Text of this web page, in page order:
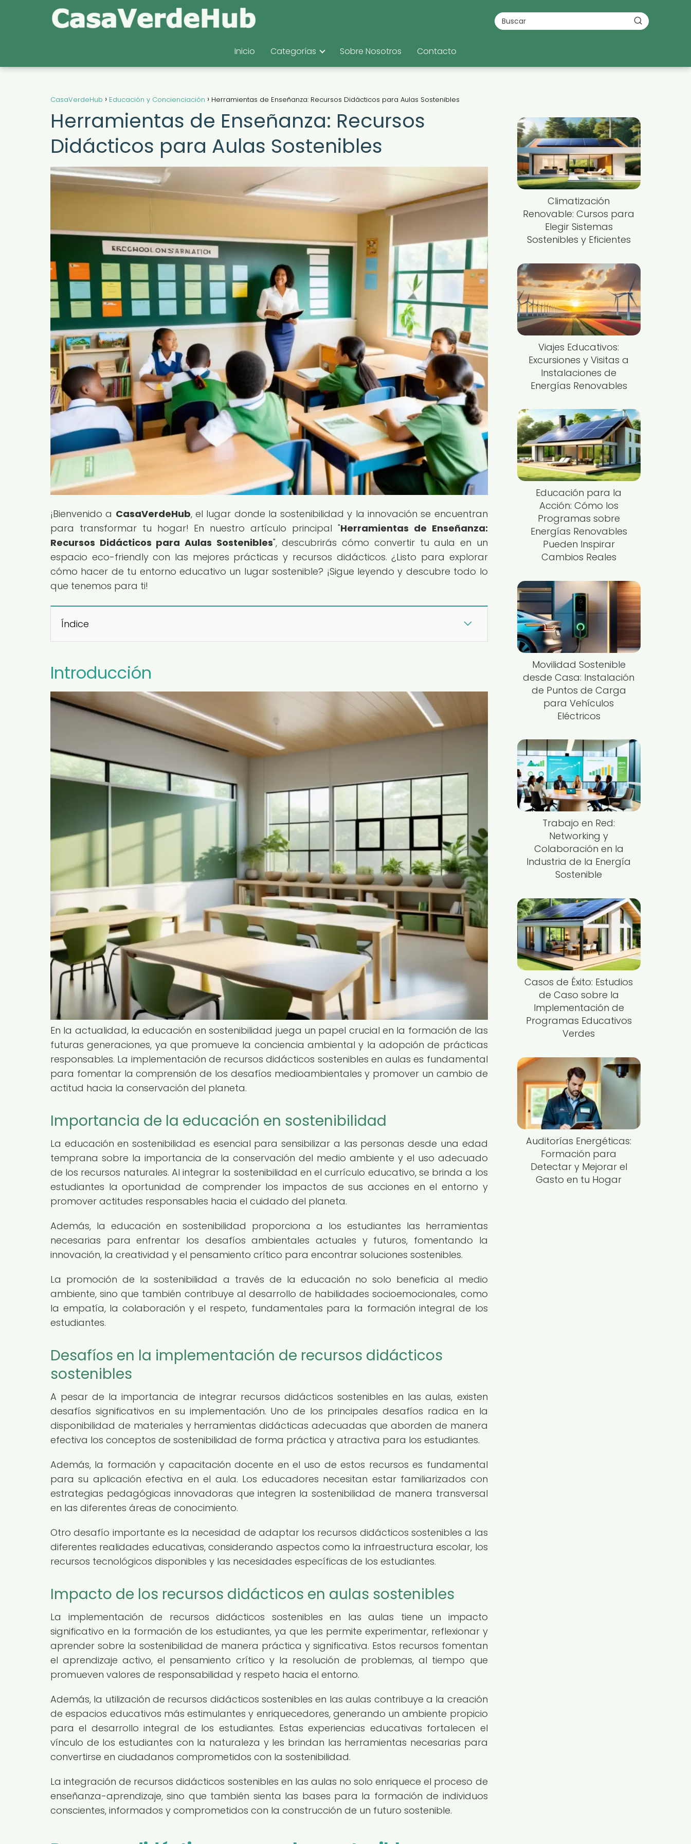
Inicio Categorías Sobre Nosotros Contacto
CasaVerdeHub Educación y Concienciación Herramientas de Enseñanza: Recursos Didácticos para Aulas Sostenibles
Herramientas de Enseñanza: Recursos
Didácticos para Aulas Sostenibles
¡Bienvenido a CasaVerdeHub, el lugar donde la sostenibilidad y la innovación se encuentran
para transformar tu hogar! En nuestro artículo principal "Herramientas de Enseñanza:
Recursos Didácticos para Aulas Sostenibles", descubrirás cómo convertir tu aula en un
espacio eco-friendly con las mejores prácticas y recursos didácticos. ¿Listo para explorar
cómo hacer de tu entorno educativo un lugar sostenible? ¡Sigue leyendo y descubre todo lo
que tenemos para ti!
Índice
Introducción
En la actualidad, la educación en sostenibilidad juega un papel crucial en la formación de las
futuras generaciones, ya que promueve la conciencia ambiental y la adopción de prácticas
responsables. La implementación de recursos didácticos sostenibles en aulas es fundamental
para fomentar la comprensión de los desafíos medioambientales y promover un cambio de
actitud hacia la conservación del planeta.
Importancia de la educación en sostenibilidad
La educación en sostenibilidad es esencial para sensibilizar a las personas desde una edad
temprana sobre la importancia de la conservación del medio ambiente y el uso adecuado
de los recursos naturales. Al integrar la sostenibilidad en el currículo educativo, se brinda a los
estudiantes la oportunidad de comprender los impactos de sus acciones en el entorno y
promover actitudes responsables hacia el cuidado del planeta.
Además, la educación en sostenibilidad proporciona a los estudiantes las herramientas
necesarias para enfrentar los desafíos ambientales actuales y futuros, fomentando la
innovación, la creatividad y el pensamiento crítico para encontrar soluciones sostenibles.
La promoción de la sostenibilidad a través de la educación no solo beneficia al medio
ambiente, sino que también contribuye al desarrollo de habilidades socioemocionales, como
la empatía, la colaboración y el respeto, fundamentales para la formación integral de los
estudiantes.
Desafíos en la implementación de recursos didácticos
sostenibles
A pesar de la importancia de integrar recursos didácticos sostenibles en las aulas, existen
desafíos significativos en su implementación. Uno de los principales desafíos radica en la
disponibilidad de materiales y herramientas didácticas adecuadas que aborden de manera
efectiva los conceptos de sostenibilidad de forma práctica y atractiva para los estudiantes.
Además, la formación y capacitación docente en el uso de estos recursos es fundamental
para su aplicación efectiva en el aula. Los educadores necesitan estar familiarizados con
estrategias pedagógicas innovadoras que integren la sostenibilidad de manera transversal
en las diferentes áreas de conocimiento.
Otro desafío importante es la necesidad de adaptar los recursos didácticos sostenibles a las
diferentes realidades educativas, considerando aspectos como la infraestructura escolar, los
recursos tecnológicos disponibles y las necesidades específicas de los estudiantes.
Impacto de los recursos didácticos en aulas sostenibles
La implementación de recursos didácticos sostenibles en las aulas tiene un impacto
significativo en la formación de los estudiantes, ya que les permite experimentar, reflexionar y
aprender sobre la sostenibilidad de manera práctica y significativa. Estos recursos fomentan
el aprendizaje activo, el pensamiento crítico y la resolución de problemas, al tiempo que
promueven valores de responsabilidad y respeto hacia el entorno.
Además, la utilización de recursos didácticos sostenibles en las aulas contribuye a la creación
de espacios educativos más estimulantes y enriquecedores, generando un ambiente propicio
para el desarrollo integral de los estudiantes. Estas experiencias educativas fortalecen el
vínculo de los estudiantes con la naturaleza y les brindan las herramientas necesarias para
convertirse en ciudadanos comprometidos con la sostenibilidad.
La integración de recursos didácticos sostenibles en las aulas no solo enriquece el proceso de
enseñanza-aprendizaje, sino que también sienta las bases para la formación de individuos
conscientes, informados y comprometidos con la construcción de un futuro sostenible.
Climatización
Renovable: Cursos para
Elegir Sistemas
Sostenibles y Eficientes
Viajes Educativos:
Excursiones y Visitas a
Instalaciones de
Energías Renovables
Educación para la
Acción: Cómo los
Programas sobre
Energías Renovables
Pueden Inspirar
Cambios Reales
Movilidad Sostenible
desde Casa: Instalación
de Puntos de Carga
para Vehículos
Eléctricos
Trabajo en Red:
Networking y
Colaboración en la
Industria de la Energía
Sostenible
Casos de Éxito: Estudios
de Caso sobre la
Implementación de
Programas Educativos
Verdes
Auditorías Energéticas:
Formación para
Detectar y Mejorar el
Gasto en tu Hogar